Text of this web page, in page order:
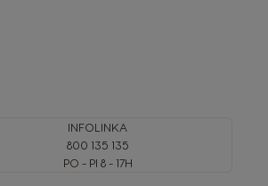
INFOLINKA
800 135 135
PO - PI 8 - 17H